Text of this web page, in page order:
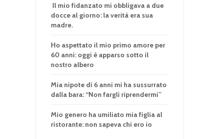
Il mio fidanzato mi obbligava a due
docce al giorno: la verità era sua
madre.
Ho aspettato il mio primo amore per
60 anni: oggi è apparso sotto il
nostro albero
Mia nipote di 6 anni mi ha sussurrato
dalla bara: “Non fargli riprendermi”
Mio genero ha umiliato mia figlia al
ristorante: non sapeva chi ero io